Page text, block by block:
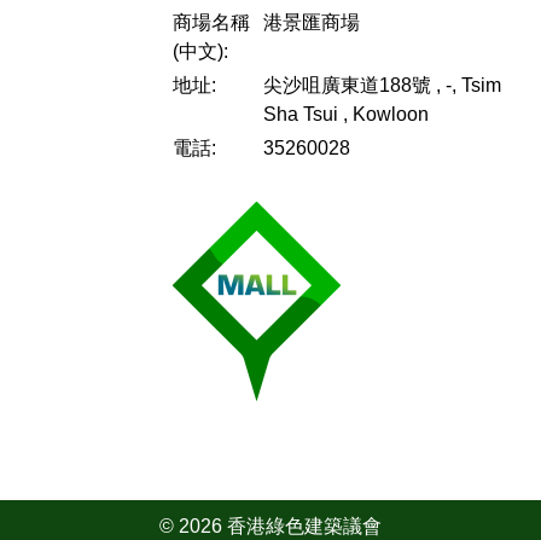
商場名稱
(中文):
港景匯商場
地址:
尖沙咀廣東道188號 , -, Tsim
Sha Tsui , Kowloon
電話:
35260028
© 2026 香港綠色建築議會